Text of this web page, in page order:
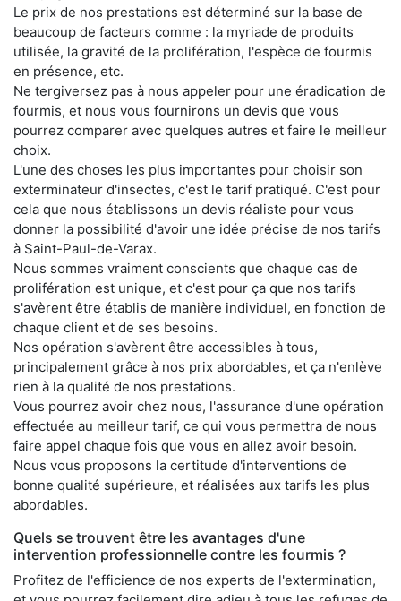
Le prix de nos prestations est déterminé sur la base de
beaucoup de facteurs comme : la myriade de produits
utilisée, la gravité de la prolifération, l'espèce de fourmis
en présence, etc.
Ne tergiversez pas à nous appeler pour une éradication de
fourmis, et nous vous fournirons un devis que vous
pourrez comparer avec quelques autres et faire le meilleur
choix.
L'une des choses les plus importantes pour choisir son
exterminateur d'insectes, c'est le tarif pratiqué. C'est pour
cela que nous établissons un devis réaliste pour vous
donner la possibilité d'avoir une idée précise de nos tarifs
à Saint-Paul-de-Varax.
Nous sommes vraiment conscients que chaque cas de
prolifération est unique, et c'est pour ça que nos tarifs
s'avèrent être établis de manière individuel, en fonction de
chaque client et de ses besoins.
Nos opération s'avèrent être accessibles à tous,
principalement grâce à nos prix abordables, et ça n'enlève
rien à la qualité de nos prestations.
Vous pourrez avoir chez nous, l'assurance d'une opération
effectuée au meilleur tarif, ce qui vous permettra de nous
faire appel chaque fois que vous en allez avoir besoin.
Nous vous proposons la certitude d'interventions de
bonne qualité supérieure, et réalisées aux tarifs les plus
abordables.
Quels se trouvent être les avantages d'une
intervention professionnelle contre les fourmis ?
Profitez de l'efficience de nos experts de l'extermination,